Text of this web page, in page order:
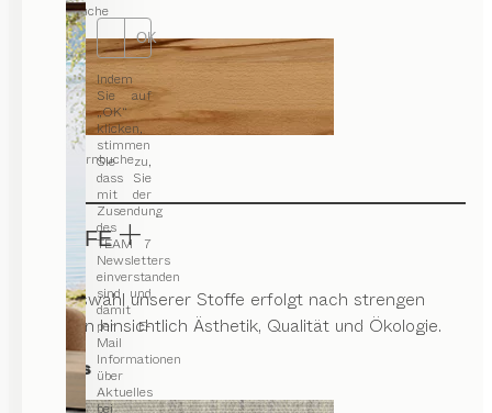
OK
Indem
Sie auf
„OK“
klicken,
stimmen
Sie zu,
dass Sie
mit der
Zusendung
des
TEAM 7
Newsletters
einverstanden
sind und
damit
per E-
Mail
Informationen
über
Aktuelles
bei
Buche
Kernbuche
STOFFE
Die Auswahl unserer Stoffe erfolgt nach strengen
Kriterien hinsichtlich Ästhetik, Qualität und Ökologie.
Canvas